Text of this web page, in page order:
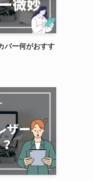
バー何がおすす